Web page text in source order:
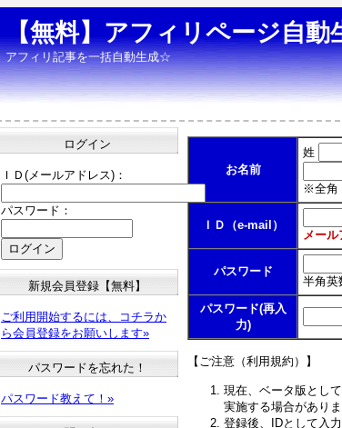
【無料】アフィリページ自動
アフィリ記事を一括自動生成☆
お名前
姓
※全角
ＩＤ（e-mail）
メール
パスワード
半角英
パスワード(再入
力)
【ご注意（利用規約）】
現在、ベータ版とし
実施する場合があり
登録後、IDとして入
ログイン
ＩＤ(メールアドレス)：
パスワード：
新規会員登録【無料】
ご利用開始するには、コチラか
ら会員登録をお願いします»
パスワードを忘れた！
パスワード教えて！»